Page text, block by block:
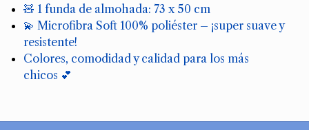
🧸 1 funda de almohada: 73 x 50 cm
💫 Microfibra Soft 100% poliéster – ¡super suave y
resistente!
Colores, comodidad y calidad para los más
chicos 💕